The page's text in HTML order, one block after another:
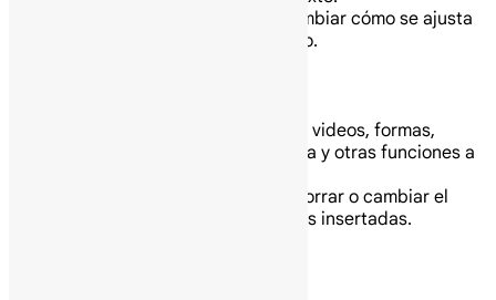
También puedes cambiar cómo se ajusta
el texto en un cuadro.
Haz clic en Insertar para añadir videos, formas,
gráficos, números de diapositiva y otras funciones a
También puedes mover, borrar o cambiar el
tamaño de estas funciones insertadas.